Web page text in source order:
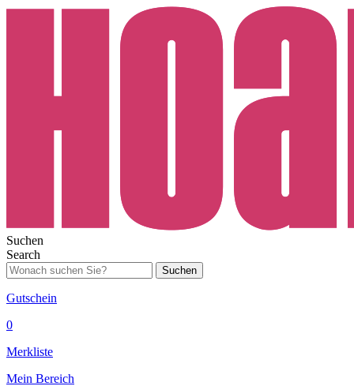
Suchen
Search
Suchen
Gutschein
0
Merkliste
Mein Bereich